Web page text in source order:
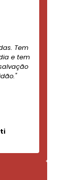
Tem
e tem